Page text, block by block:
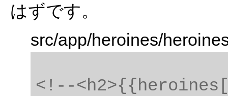
はずです。
src/app/heroines/
<!--